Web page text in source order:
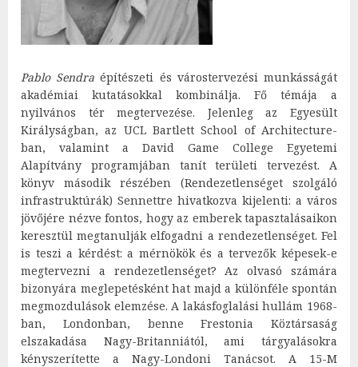
Pablo Sendra építészeti és várostervezési munkásságát
akadémiai kutatásokkal kombinálja. Fő témája a
nyilvános tér megtervezése. Jelenleg az Egyesült
Királyságban, az UCL Bartlett School of Architecture-
ban, valamint a David Game College Egyetemi
Alapítvány programjában tanít területi tervezést. A
könyv második részében (Rendezetlenséget szolgáló
infrastruktúrák) Sennettre hivatkozva kijelenti: a város
jövőjére nézve fontos, hogy az emberek tapasztalásaikon
keresztül megtanulják elfogadni a rendezetlenséget. Fel
is teszi a kérdést: a mérnökök és a tervezők képesek-e
megtervezni a rendezetlenséget? Az olvasó számára
bizonyára meglepetésként hat majd a különféle spontán
megmozdulások elemzése. A lakásfoglalási hullám 1968-
ban, Londonban, benne Frestonia Köztársaság
elszakadása Nagy-Britanniától, ami tárgyalásokra
kényszerítette a Nagy-Londoni Tanácsot. A 15-M